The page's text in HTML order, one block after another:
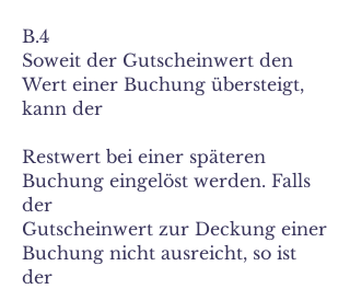
B.4
Soweit der Gutscheinwert den
Wert einer Buchung übersteigt,
kann der
Restwert bei einer späteren
Buchung eingelöst werden. Falls
der
Gutscheinwert zur Deckung einer
Buchung nicht ausreicht, so ist
der